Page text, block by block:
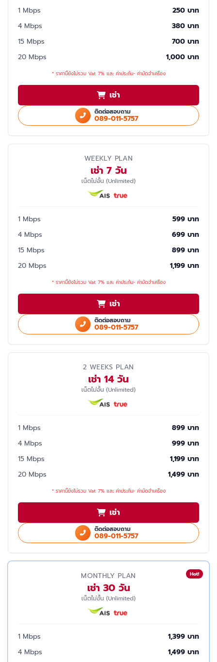
1 Mbps
250 บาท
4 Mbps
380 บาท
15 Mbps
700 บาท
20 Mbps
1,000 บาท
* ราคานี้ยังไม่รวม Vat 7% และ ค่าประกัน- ค่ามัดจำเครื่อง
เช่า
ติดต่อสอบถาม
089-011-5757
WEEKLY PLAN
เช่า 7 วัน
เน็ตไม่อั้น (Unlimited)
1 Mbps
599 บาท
4 Mbps
699 บาท
15 Mbps
899 บาท
20 Mbps
1,199 บาท
* ราคานี้ยังไม่รวม Vat 7% และ ค่าประกัน- ค่ามัดจำเครื่อง
เช่า
ติดต่อสอบถาม
089-011-5757
2 WEEKS PLAN
เช่า 14 วัน
เน็ตไม่อั้น (Unlimited)
1 Mbps
899 บาท
4 Mbps
999 บาท
15 Mbps
1,199 บาท
20 Mbps
1,499 บาท
* ราคานี้ยังไม่รวม Vat 7% และ ค่าประกัน- ค่ามัดจำเครื่อง
เช่า
ติดต่อสอบถาม
089-011-5757
Hot!
MONTHLY PLAN
เช่า 30 วัน
เน็ตไม่อั้น (Unlimited)
1 Mbps
1,399 บาท
4 Mbps
1,499 บาท